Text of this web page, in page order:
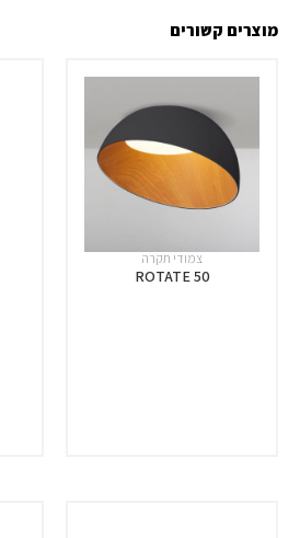
מוצרים קשורים
צמודי תקרה
ROTATE 50